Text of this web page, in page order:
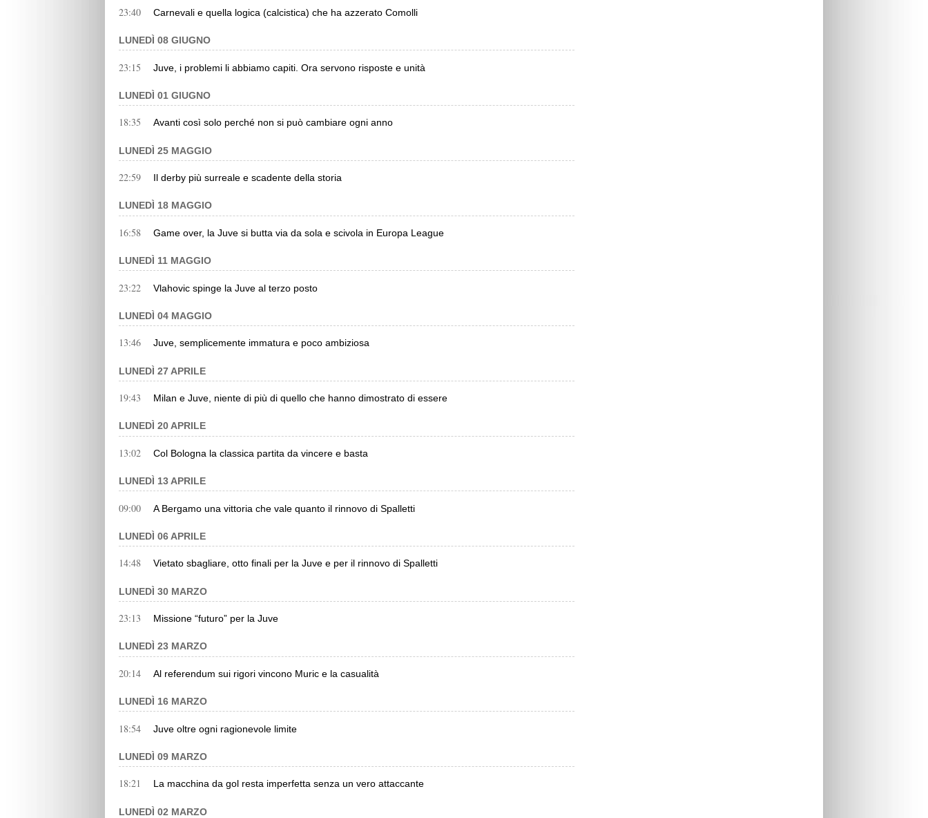
23:40 Carnevali e quella logica (calcistica) che ha azzerato Comolli
LUNEDÌ 08 GIUGNO
23:15 Juve, i problemi li abbiamo capiti. Ora servono risposte e unità
LUNEDÌ 01 GIUGNO
18:35 Avanti così solo perché non si può cambiare ogni anno
LUNEDÌ 25 MAGGIO
22:59 Il derby più surreale e scadente della storia
LUNEDÌ 18 MAGGIO
16:58 Game over, la Juve si butta via da sola e scivola in Europa League
LUNEDÌ 11 MAGGIO
23:22 Vlahovic spinge la Juve al terzo posto
LUNEDÌ 04 MAGGIO
13:46 Juve, semplicemente immatura e poco ambiziosa
LUNEDÌ 27 APRILE
19:43 Milan e Juve, niente di più di quello che hanno dimostrato di essere
LUNEDÌ 20 APRILE
13:02 Col Bologna la classica partita da vincere e basta
LUNEDÌ 13 APRILE
09:00 A Bergamo una vittoria che vale quanto il rinnovo di Spalletti
LUNEDÌ 06 APRILE
14:48 Vietato sbagliare, otto finali per la Juve e per il rinnovo di Spalletti
LUNEDÌ 30 MARZO
23:13 Missione “futuro” per la Juve
LUNEDÌ 23 MARZO
20:14 Al referendum sui rigori vincono Muric e la casualità
LUNEDÌ 16 MARZO
18:54 Juve oltre ogni ragionevole limite
LUNEDÌ 09 MARZO
18:21 La macchina da gol resta imperfetta senza un vero attaccante
LUNEDÌ 02 MARZO